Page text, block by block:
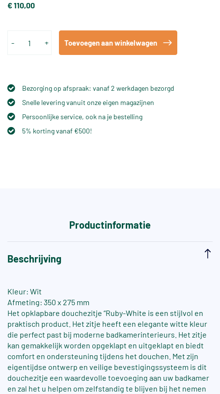
€ 110,00
- + Toevoegen aan winkelwagen
Bezorging op afspraak: vanaf 2 werkdagen bezorgd
Snelle levering vanuit onze eigen magazijnen
Persoonlijke service, ook na je bestelling
5% korting vanaf €500!
Productinformatie
Beschrijving
Kleur: Wit
Afmeting: 350 x 275 mm
Het opklapbare douchezitje “Ruby-White is een stijlvol en
praktisch product. Het zitje heeft een elegante witte kleur
die perfect past bij moderne badkamerinterieurs. Het zitje
kan gemakkelijk worden opgeklapt en uitgeklapt en biedt
comfort en ondersteuning tijdens het douchen. Met zijn
eigentijdse ontwerp en veilige bevestigingssysteem is dit
douchezitje een waardevolle toevoeging aan uw badkamer
en zal het u helpen om zelfstandig te blijven bij het nemen